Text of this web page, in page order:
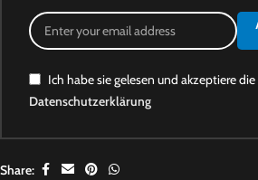
Ich habe sie gelesen und akzeptiere die
Datenschutzerklärung
Share: